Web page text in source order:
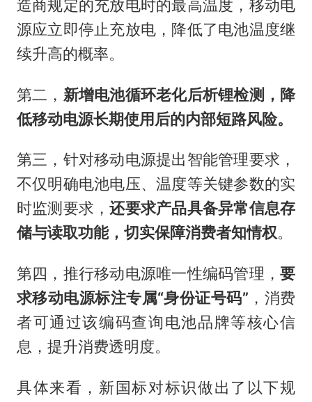
造商规定的充放电时的最高温度，移动电
源应立即停止充放电，降低了电池温度继
续升高的概率。
第二， 新增电池循环老化后析锂检测，降
低移动电源长期使用后的内部短路风险。
第三，针对移动电源提出智能管理要求，
不仅明确电池电压、温度等关键参数的实
时监测要求，还要求产品具备异常信息存
储与读取功能，切实保障消费者知情权。
第四，推行移动电源唯一性编码管理，要
求移动电源标注专属“身份证号码” ，消费
者可通过该编码查询电池品牌等核心信
息，提升消费透明度。
具体来看，新国标对标识做出了以下规